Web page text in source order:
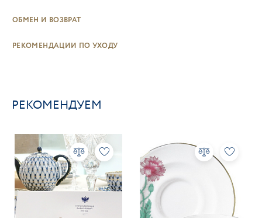
ОБМЕН И ВОЗВРАТ
РЕКОМЕНДАЦИИ ПО УХОДУ
РЕКОМЕНДУЕМ